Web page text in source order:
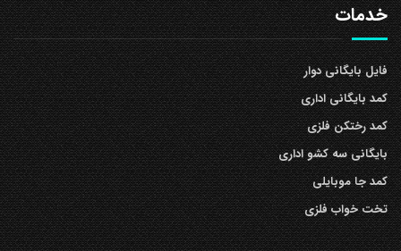
خدمات
فایل بایگانی دوار
کمد بایگانی اداری
کمد رختکن فلزی
بایگانی سه کشو اداری
کمد جا موبایلی
تخت خواب فلزی